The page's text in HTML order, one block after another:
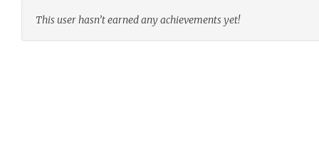
This user hasn’t earned any achievements yet!